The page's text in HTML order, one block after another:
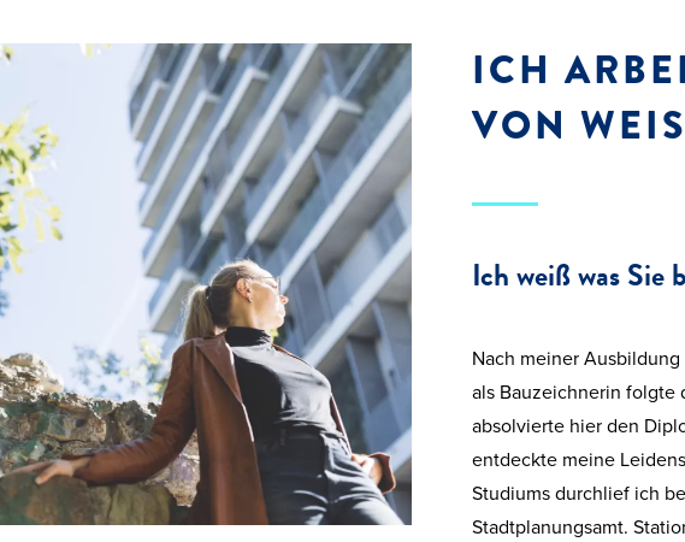
ICH
VON
Ich weiß was Sie
Nach meiner
als Bauzeichnerin folgte
absolvierte hier den
entdeckte meine
Studiums durchlief ich
Stadtplanungsamt.